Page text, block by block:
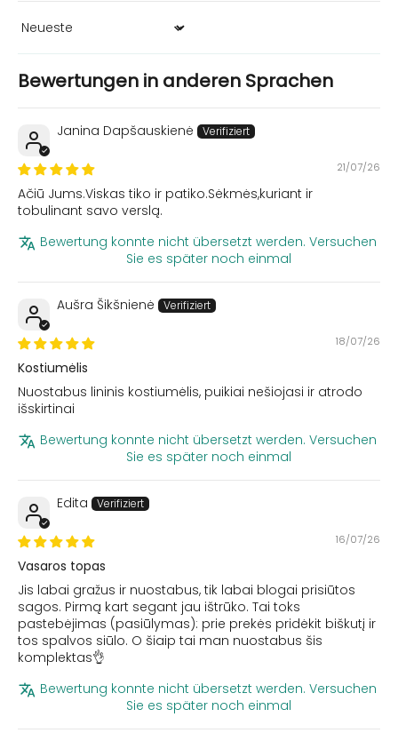
Sort by
Bewertungen in anderen Sprachen
Janina Dapšauskienė
21/07/26
Ačiū Jums.Viskas tiko ir patiko.Sėkmės,kuriant ir
tobulinant savo verslą.
Bewertung konnte nicht übersetzt werden. Versuchen
Sie es später noch einmal
Aušra Šikšnienė
18/07/26
Kostiumėlis
Nuostabus lininis kostiumėlis, puikiai nešiojasi ir atrodo
išskirtinai
Bewertung konnte nicht übersetzt werden. Versuchen
Sie es später noch einmal
Edita
16/07/26
Vasaros topas
Jis labai gražus ir nuostabus, tik labai blogai prisiūtos
sagos. Pirmą kart segant jau ištrūko. Tai toks
pastebėjimas (pasiūlymas): prie prekės pridėkit biškutį ir
tos spalvos siūlo. O šiaip tai man nuostabus šis
komplektas👌
Bewertung konnte nicht übersetzt werden. Versuchen
Sie es später noch einmal